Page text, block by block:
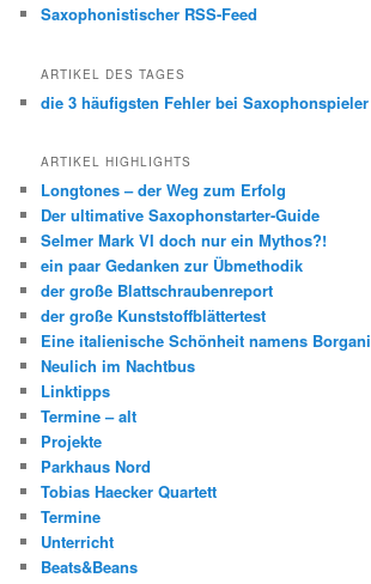
Saxophonistischer RSS-Feed
ARTIKEL DES TAGES
die 3 häufigsten Fehler bei Saxophonspieler
ARTIKEL HIGHLIGHTS
Longtones – der Weg zum Erfolg
Der ultimative Saxophonstarter-Guide
Selmer Mark VI doch nur ein Mythos?!
ein paar Gedanken zur Übmethodik
der große Blattschraubenreport
der große Kunststoffblättertest
Eine italienische Schönheit namens Borgani
Neulich im Nachtbus
Linktipps
Termine – alt
Projekte
Parkhaus Nord
Tobias Haecker Quartett
Termine
Unterricht
Beats&Beans